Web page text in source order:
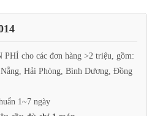
cho các đơn hàng >2 triệu, gồm:
Hải Phòng, Bình Dương, Đồng
1~7 ngày